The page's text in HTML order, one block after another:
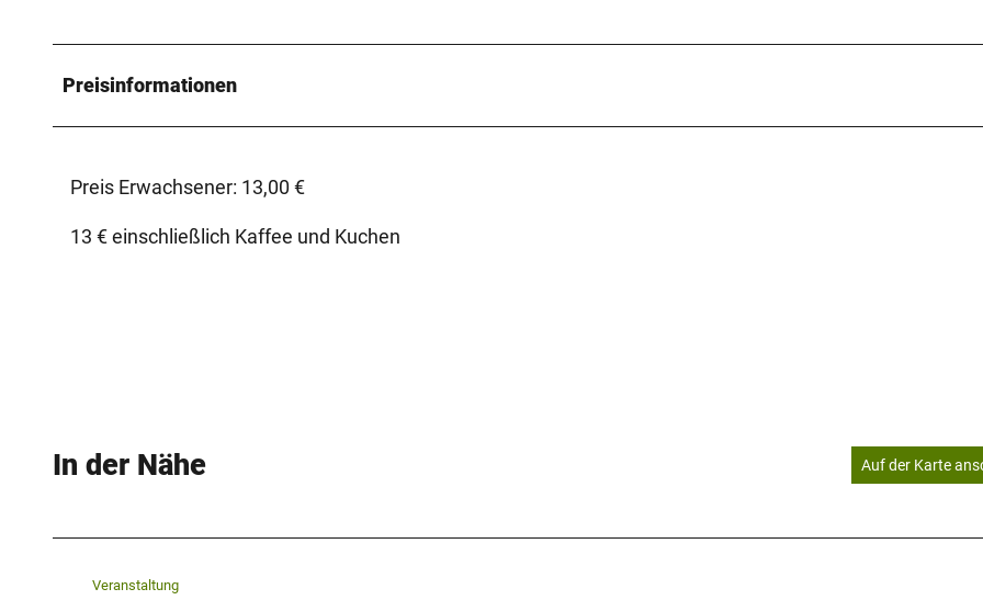
Preisinformationen
Preis Erwachsener: 13,00 €
13 € einschließlich Kaffee und Kuchen
In der Nähe Auf der Karte
Veranstaltung